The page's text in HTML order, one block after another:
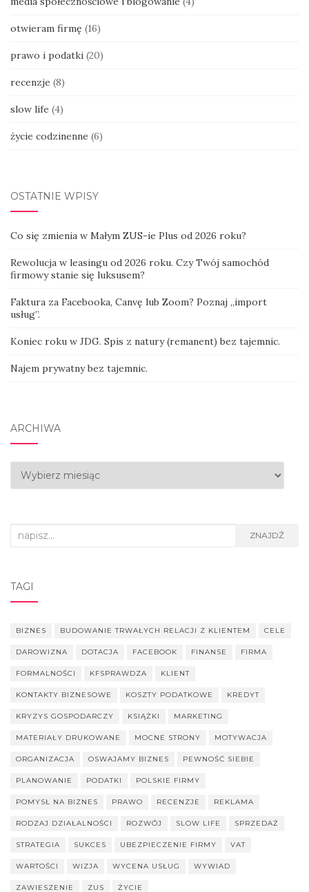
otwieram firmę (16)
prawo i podatki (20)
recenzje (8)
slow life (4)
życie codzinenne (6)
OSTATNIE WPISY
Co się zmienia w Małym ZUS-ie Plus od 2026 roku?
Rewolucja w leasingu od 2026 roku. Czy Twój samochód
firmowy stanie się luksusem?
Faktura za Facebooka, Canvę lub Zoom? Poznaj „import
usług”.
Koniec roku w JDG. Spis z natury (remanent) bez tajemnic.
Najem prywatny bez tajemnic.
ARCHIWA
Archiwa
Search
ZNAJDŹ
TAGI
BIZNES BUDOWANIE TRWAŁYCH RELACJI Z KLIENTEM CELE
DAROWIZNA DOTACJA FACEBOOK FINANSE FIRMA
FORMALNOŚCI KFSPRAWDZA KLIENT
KONTAKTY BIZNESOWE KOSZTY PODATKOWE KREDYT
KRYZYS GOSPODARCZY KSIĄŻKI MARKETING
MATERIAŁY DRUKOWANE MOCNE STRONY MOTYWACJA
ORGANIZACJA OSWAJAMY BIZNES PEWNOŚĆ SIEBIE
PLANOWANIE PODATKI POLSKIE FIRMY
POMYSŁ NA BIZNES PRAWO RECENZJE REKLAMA
RODZAJ DZIAŁALNOŚCI ROZWÓJ SLOW LIFE SPRZEDAŻ
STRATEGIA SUKCES UBEZPIECZENIE FIRMY VAT
WARTOŚCI WIZJA WYCENA USŁUG WYWIAD
ZAWIESZENIE ZUS ŻYCIE